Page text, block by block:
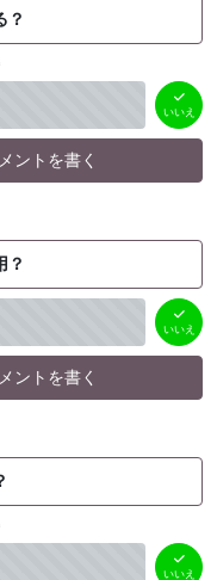
？
いいえ
（ 0件）
いいえ
ントを書く
？
いいえ
（ 0件）
いいえ
ントを書く
いいえ
（ 0件）
いいえ